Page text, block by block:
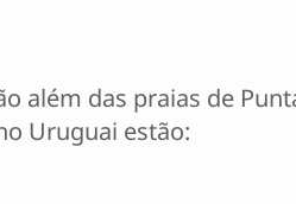
além das praias de
Uruguai estão: